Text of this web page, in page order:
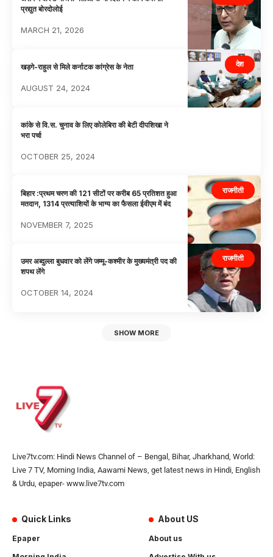
प्रद्युत बोरदोलोई
MARCH 21, 2026
देश
खड़गे-राहुल से मिले कर्नाटक कांग्रेस के नेता
AUGUST 24, 2024
कांके से वि.स. चुनाव के लिए कोलेबिरा की बेटी दीपशिखा ने
भरा पर्चा
OCTOBER 25, 2024
राजनीती
बिहार :प्रथम चरण की 121 सीटों पर करीब 65 प्रतिशत हुआ
मतदान, 1314 प्रत्याशियों के भाग्य का फैसला ईवीएम में बंद
NOVEMBER 7, 2025
राजनीती
उमर अब्दुल्ला बुधवार को लेंगे जम्मू-कश्मीर के मुख्यमंत्री पद की
शपथ लेंगे
OCTOBER 14, 2024
SHOW MORE
Live7tv.com: Hindi News Channel of – Bengal, Bihar, Jharkhand, World:
Live 7 TV, Morning India, Aawami News, get latest news in Hindi, English
& Urdu, epaper- www.live7tv.com
Quick Links
Epaper
About US
About us